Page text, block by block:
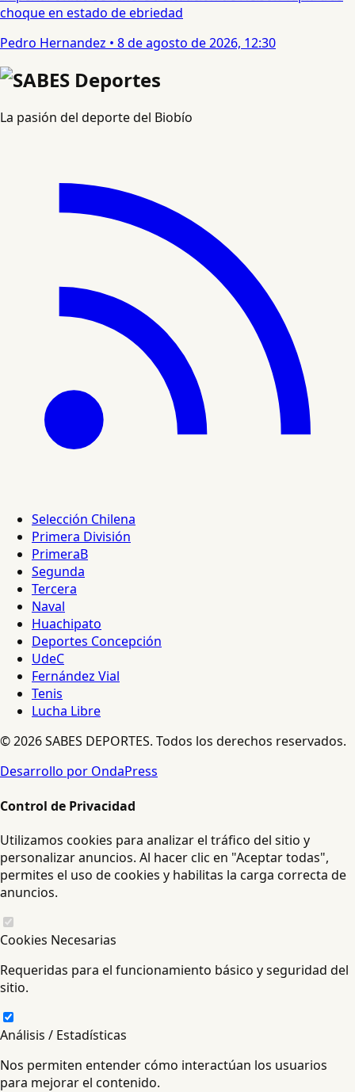
choque en estado de ebriedad
Pedro Hernandez • 8 de agosto de 2026, 12:30
La pasión del deporte del Biobío
Selección Chilena
Primera División
PrimeraB
Segunda
Tercera
Naval
Huachipato
Deportes Concepción
UdeC
Fernández Vial
Tenis
Lucha Libre
© 2026 SABES DEPORTES. Todos los derechos reservados.
Desarrollo por OndaPress
Control de Privacidad
Utilizamos cookies para analizar el tráfico del sitio y
personalizar anuncios. Al hacer clic en "Aceptar todas",
permites el uso de cookies y habilitas la carga correcta de
anuncios.
Cookies Necesarias
Requeridas para el funcionamiento básico y seguridad del
sitio.
Análisis / Estadísticas
Nos permiten entender cómo interactúan los usuarios
para mejorar el contenido.